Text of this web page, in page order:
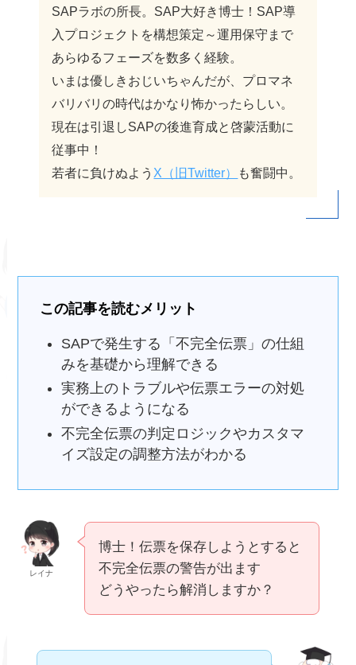
SAPラボの所長。SAP大好き博士！SAP導
入プロジェクトを構想策定～運用保守まで
あらゆるフェーズを数多く経験。
いまは優しきおじいちゃんだが、プロマネ
バリバリの時代はかなり怖かったらしい。
現在は引退しSAPの後進育成と啓蒙活動に
従事中！
若者に負けぬよう X（旧Twitter） も奮闘中。
この記事を読むメリット
SAPで発生する「不完全伝票」の仕組
みを基礎から理解できる
実務上のトラブルや伝票エラーの対処
ができるようになる
不完全伝票の判定ロジックやカスタマ
イズ設定の調整方法がわかる
レイナ
博士！伝票を保存しようとすると
不完全伝票の警告が出ます
どうやったら解消しますか？